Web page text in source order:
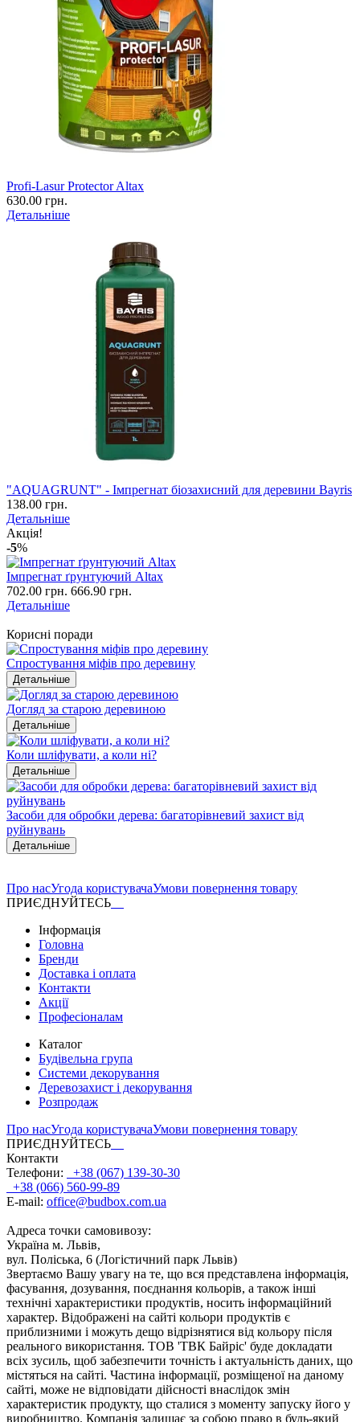
Profi-Lasur Protector Altax
630.00 грн.
Детальніше
"AQUAGRUNT" - Імпрегнат біозахисний для деревини Bayris
138.00 грн.
Детальніше
Акція!
-5%
Імпрегнат ґрунтуючий Altax
702.00 грн. 666.90 грн.
Детальніше
Корисні поради
Спростування міфів про деревину
Детальніше
Догляд за старою деревиною
Детальніше
Коли шліфувати, а коли ні?
Детальніше
Засоби для обробки дерева: багаторівневий захист від
руйнувань
Детальніше
Про насУгода користувачаУмови повернення товару
ПРИЄДНУЙТЕСЬ
Інформація
Головна
Бренди
Доставка і оплата
Контакти
Акції
Професіоналам
Каталог
Будівельна група
Системи декорування
Деревозахист і декорування
Розпродаж
Про насУгода користувачаУмови повернення товару
ПРИЄДНУЙТЕСЬ
Контакти
Телефони:
+38 (067) 139-30-30
+38 (066) 560-99-89
E-mail: office@budbox.com.ua
Адреса точки самовивозу:
Україна м. Львів,
вул. Поліська, 6 (Логістичний парк Львів)
Звертаємо Вашу увагу на те, що вся представлена інформація,
фасування, дозування, поєднання кольорів, а також інші
технічні характеристики продуктів, носить інформаційний
характер. Відображені на сайті кольори продуктів є
приблизними і можуть дещо відрізнятися від кольору після
реального використання. ТОВ 'ТВК Байріс' буде докладати
всіх зусиль, щоб забезпечити точність і актуальність даних, що
містяться на сайті. Частина інформації, розміщеної на даному
сайті, може не відповідати дійсності внаслідок змін
характеристик продукту, що сталися з моменту запуску його у
виробництво. Компанія залишає за собою право в будь-який